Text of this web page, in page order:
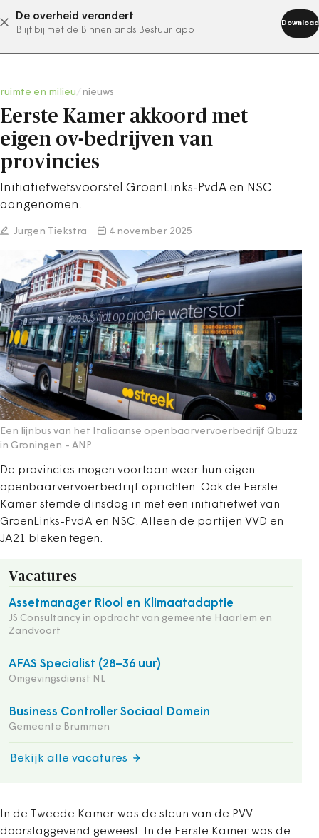
De overheid verandert
Blijf bij met de Binnenlands Bestuur app
Download
abonneer nu
ruimte en milieu nieuws
Eerste Kamer akkoord met
eigen ov-bedrijven van
provincies
Initiatiefwetsvoorstel GroenLinks-PvdA en NSC
aangenomen.
Jurgen Tiekstra 4 november 2025
Een lijnbus van het Italiaanse openbaarvervoerbedrijf Qbuzz
in Groningen. - ANP
De provincies mogen voortaan weer hun eigen
openbaarvervoerbedrijf oprichten. Ook de Eerste
Kamer stemde dinsdag in met een initiatiefwet van
GroenLinks-PvdA en NSC. Alleen de partijen VVD en
JA21 bleken tegen.
Vacatures
Assetmanager Riool en Klimaatadaptie
JS Consultancy in opdracht van gemeente Haarlem en
Zandvoort
AFAS Specialist (28–36 uur)
Omgevingsdienst NL
Business Controller Sociaal Domein
Gemeente Brummen
Bekijk alle vacatures
In de Tweede Kamer was de steun van de PVV
doorslaggevend geweest. In de Eerste Kamer was de